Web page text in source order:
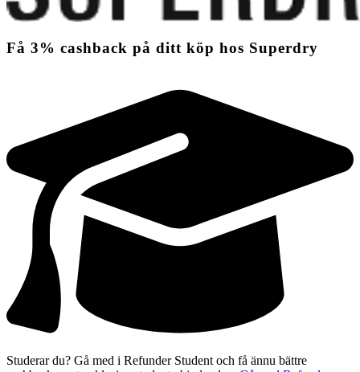
Få 3% cashback på ditt köp hos Superdry
Studerar du? Gå med i Refunder Student och få ännu bättre